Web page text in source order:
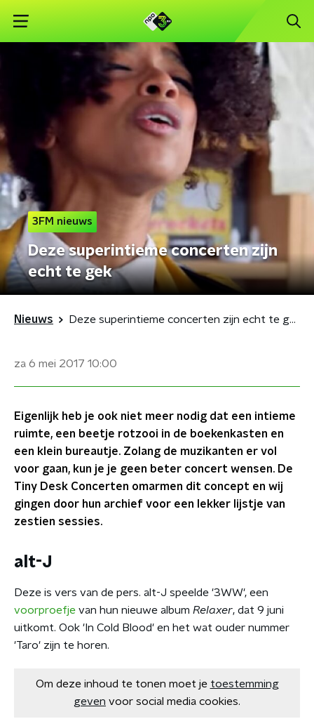
3FM nieuws
Deze superintieme concerten zijn
echt te gek
Nieuws Deze superintieme concerten zijn echt te gek
za 6 mei 2017 10:00
Eigenlijk heb je ook niet meer nodig dat een intieme
ruimte, een beetje rotzooi in de boekenkasten en
een klein bureautje. Zolang de muzikanten er vol
voor gaan, kun je je geen beter concert wensen. De
Tiny Desk Concerten omarmen dit concept en wij
gingen door hun archief voor een lekker lijstje van
zestien sessies.
alt-J
Deze is vers van de pers. alt-J speelde '3WW', een
voorproefje van hun nieuwe album Relaxer, dat 9 juni
uitkomt. Ook 'In Cold Blood' en het wat ouder nummer
'Taro' zijn te horen.
Om deze inhoud te tonen moet je toestemming
geven voor social media cookies.